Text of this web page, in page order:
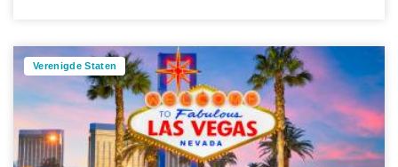
Verenigde Staten